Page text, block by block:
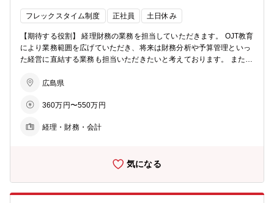
フレックスタイム制度 正社員 土日休み
【期待する役割】 経理財務の業務を担当していただきます。 OJT教育
により業務範囲を広げていただき、将来は財務分析や予算管理といっ
た経営に直結する業務も担当いただきたいと考えております。 また、
す。 【職務内容】 ・個別決算および連結決算業務(月次・四半期・年
伝票起票や仕訳入力などの経理処理など ※こちらは他の社員が主に
請求書管理はBillOneを使用 【組織構成】 経営管理部 財務課は4人で
広島県
360万円〜550万円
経理・財務・会計
気になる